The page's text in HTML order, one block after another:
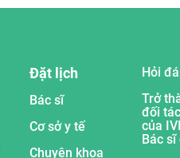
Đặt lịch
Bác sĩ
Cơ sở y tế
Chuyên khoa
Hỏi
Trở
đối tác
của
Bác sĩ